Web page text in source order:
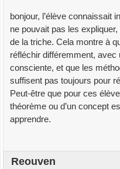
bonjour, l’élève connaissait
ne pouvait pas les
de la triche. Cela montre à
réfléchir différemment, avec
consciente, et que les
suffisent pas toujours pour
Peut-être que pour ces
théorème ou d’un concept
apprendre.
Reouven